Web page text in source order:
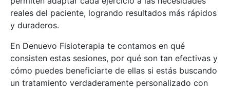
reales del paciente, logrando resultados más rápidos
y duraderos.
En Denuevo Fisioterapia te contamos en qué
consisten estas sesiones, por qué son tan efectivas y
cómo puedes beneficiarte de ellas si estás buscando
un tratamiento verdaderamente personalizado con